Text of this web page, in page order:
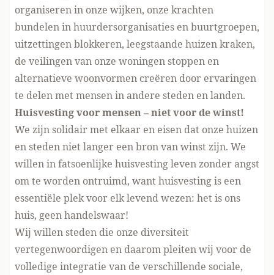
organiseren in onze wijken, onze krachten
bundelen in huurdersorganisaties en buurtgroepen,
uitzettingen blokkeren, leegstaande huizen kraken,
de veilingen van onze woningen stoppen en
alternatieve woonvormen creëren door ervaringen
te delen met mensen in andere steden en landen.
Huisvesting voor mensen – niet voor de winst!
We zijn solidair met elkaar en eisen dat onze huizen
en steden niet langer een bron van winst zijn. We
willen in fatsoenlijke huisvesting leven zonder angst
om te worden ontruimd, want huisvesting is een
essentiële plek voor elk levend wezen: het is ons
huis, geen handelswaar!
Wij willen steden die onze diversiteit
vertegenwoordigen en daarom pleiten wij voor de
volledige integratie van de verschillende sociale,